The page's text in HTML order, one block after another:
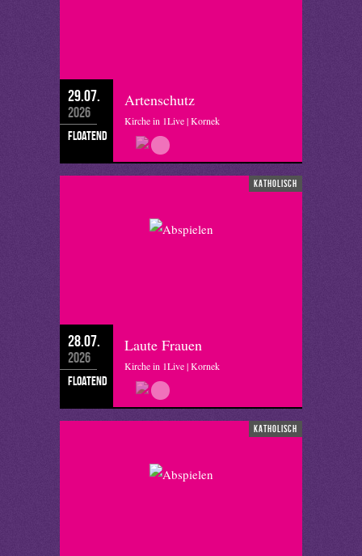
29.07.
2026
floatend
Artenschutz
Kirche in 1Live | Kornek
katholisch
28.07.
2026
floatend
Laute Frauen
Kirche in 1Live | Kornek
katholisch